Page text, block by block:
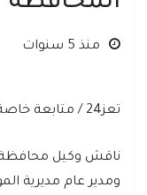
منذ 5 سنوات
تعز24 / متابعة خاصة
ناقش وكيل محافظة
ومدير عام مديرية